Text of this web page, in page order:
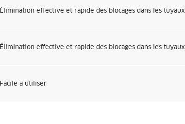
Élimination effective et rapide des blocages dans les tuyaux
Élimination effective et rapide des blocages dans les tuyaux
Facile à utiliser